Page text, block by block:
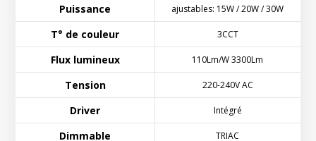
Puissance ajustables: 15W / 20W / 30W
T° de couleur 3CCT
Flux lumineux 110Lm/W 3300Lm
Tension 220-240V AC
Driver Intégré
Dimmable TRIAC